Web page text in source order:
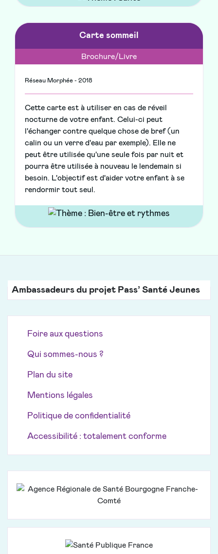
Carte sommeil
Brochure/Livre
Réseau Morphée - 2018
Cette carte est à utiliser en cas de réveil
nocturne de votre enfant. Celui-ci peut
l'échanger contre quelque chose de bref (un
calin ou un verre d'eau par exemple). Elle ne
peut être utilisée qu'une seule fois par nuit et
pourra être utilisée à nouveau le lendemain si
besoin. L'objectif est d'aider votre enfant à se
rendormir tout seul.
Ambassadeurs du projet Pass’ Santé Jeunes
Foire aux questions
Qui sommes-nous ?
Plan du site
Mentions légales
Politique de confidentialité
Accessibilité : totalement conforme